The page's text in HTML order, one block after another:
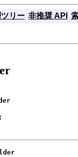
ツリー 非推奨 API